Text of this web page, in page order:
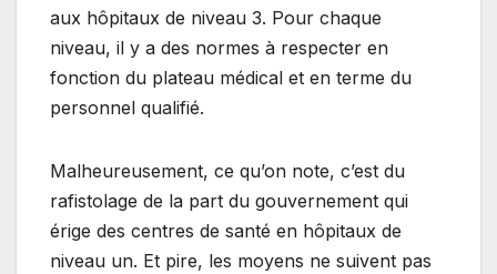
aux hôpitaux de niveau 3. Pour chaque
niveau, il y a des normes à respecter en
fonction du plateau médical et en terme du
personnel qualifié.
Malheureusement, ce qu’on note, c’est du
rafistolage de la part du gouvernement qui
érige des centres de santé en hôpitaux de
niveau un. Et pire, les moyens ne suivent pas